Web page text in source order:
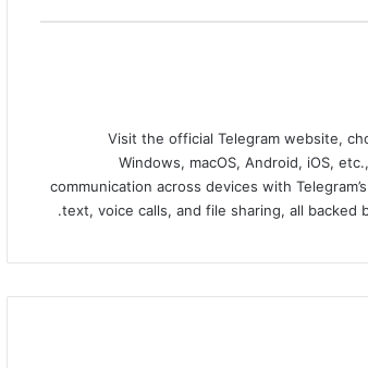
Visit the official Telegram website,
Windows, macOS, Android, iOS,
communication across devices with
text, voice calls, and file sharing, all